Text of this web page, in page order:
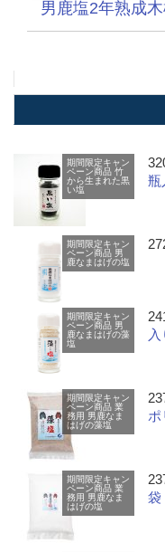
男鹿塩2年熟成
期間限定キャン
ペーン商品 竹
から生まれた黒
い塩
瓶
期間限定キャン
ペーン商品 男
鹿なまはげの塩
期間限定キャン
ペーン商品 男
鹿なまはげの藻
塩
入
期間限定キャン
ペーン商品 業
務用 男鹿なま
はげの藻塩
ポ
期間限定キャン
ペーン商品 業
務用 男鹿なま
はげの塩
袋